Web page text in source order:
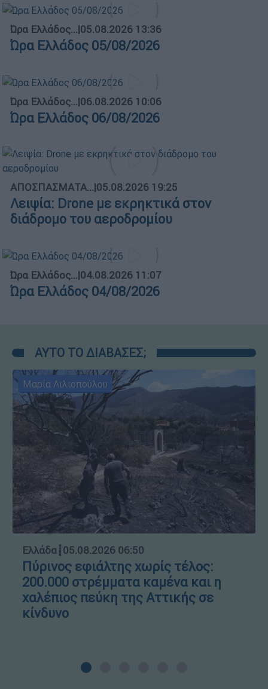
Ώρα Ελλάδος...|05.08.2026 13:36
Ώρα Ελλάδος 05/08/2026
Ώρα Ελλάδος...|06.08.2026 10:06
Ώρα Ελλάδος 06/08/2026
ΑΠΟΣΠΑΣΜΑΤΑ...|05.08.2026 19:25
Λειψία: Drone με εκρηκτικά στον
διάδρομο του αεροδρομίου
Ώρα Ελλάδος...|04.08.2026 11:07
Ώρα Ελλάδος 04/08/2026
ΑΥΤΟ ΤΟ ΔΙΑΒΑΣΕΣ;
Μαρία Λιλιοπούλου
Ελλάδα┋05.08.2026 06:50
Πύρινος εφιάλτης χωρίς τέλος:
200.000 στρέμματα καμένα και η
χαλέπιος πεύκη της Αττικής σε
κίνδυνο